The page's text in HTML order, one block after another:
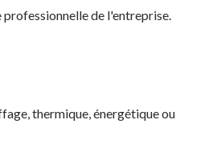
professionnelle de l'entreprise.
thermique, énergétique ou